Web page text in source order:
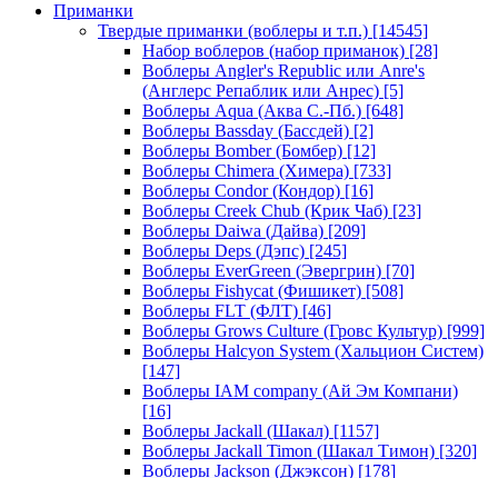
Приманки
Твердые приманки (воблеры и т.п.) [14545]
Набор воблеров (набор приманок) [28]
Воблеры Angler's Republic или Anre's
(Англерс Репаблик или Анрес) [5]
Воблеры Aqua (Аква С.-Пб.) [648]
Воблеры Bassday (Бассдей) [2]
Воблеры Bomber (Бомбер) [12]
Воблеры Chimera (Химера) [733]
Воблеры Condor (Кондор) [16]
Воблеры Creek Chub (Крик Чаб) [23]
Воблеры Daiwa (Дайва) [209]
Воблеры Deps (Дэпс) [245]
Воблеры EverGreen (Эвергрин) [70]
Воблеры Fishycat (Фишикет) [508]
Воблеры FLT (ФЛТ) [46]
Воблеры Grows Culture (Гровс Культур) [999]
Воблеры Halcyon System (Хальцион Систем)
[147]
Воблеры IAM company (Ай Эм Компани)
[16]
Воблеры Jackall (Шакал) [1157]
Воблеры Jackall Timon (Шакал Тимон) [320]
Воблеры Jackson (Джэксон) [178]